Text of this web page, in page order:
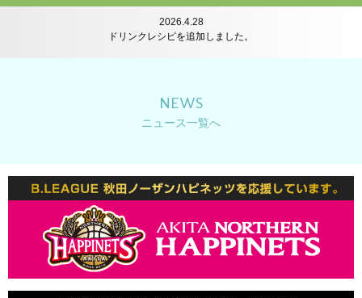
レシピを追加しました。
2026.4.28
ドリンクレシピを追加しました。
2025.12.11
年末年始休業のお知らせ
イベントレポートを公開しました。
2025.8.6
2025.8.1
レシピを追加しました。
2025.7.14
NEWS
ニュース一覧へ